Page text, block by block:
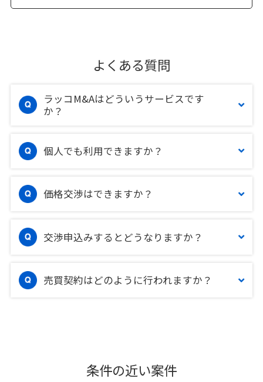
よくある質問
ラッコM&Aはどういうサービスです
か？
個人でも利用できますか？
価格交渉はできますか？
交渉申込みするとどうなりますか？
売買契約はどのように行われますか？
条件の近い案件